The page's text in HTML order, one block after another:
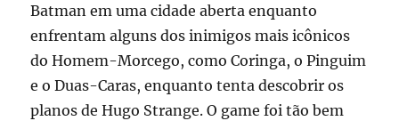
Batman em uma cidade aberta enquanto
enfrentam alguns dos inimigos mais icônicos
do Homem-Morcego, como Coringa, o Pinguim
e o Duas-Caras, enquanto tenta descobrir os
planos de Hugo Strange. O game foi tão bem